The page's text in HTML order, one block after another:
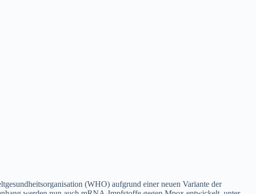
(WHO) aufgrund einer neuen Variante der